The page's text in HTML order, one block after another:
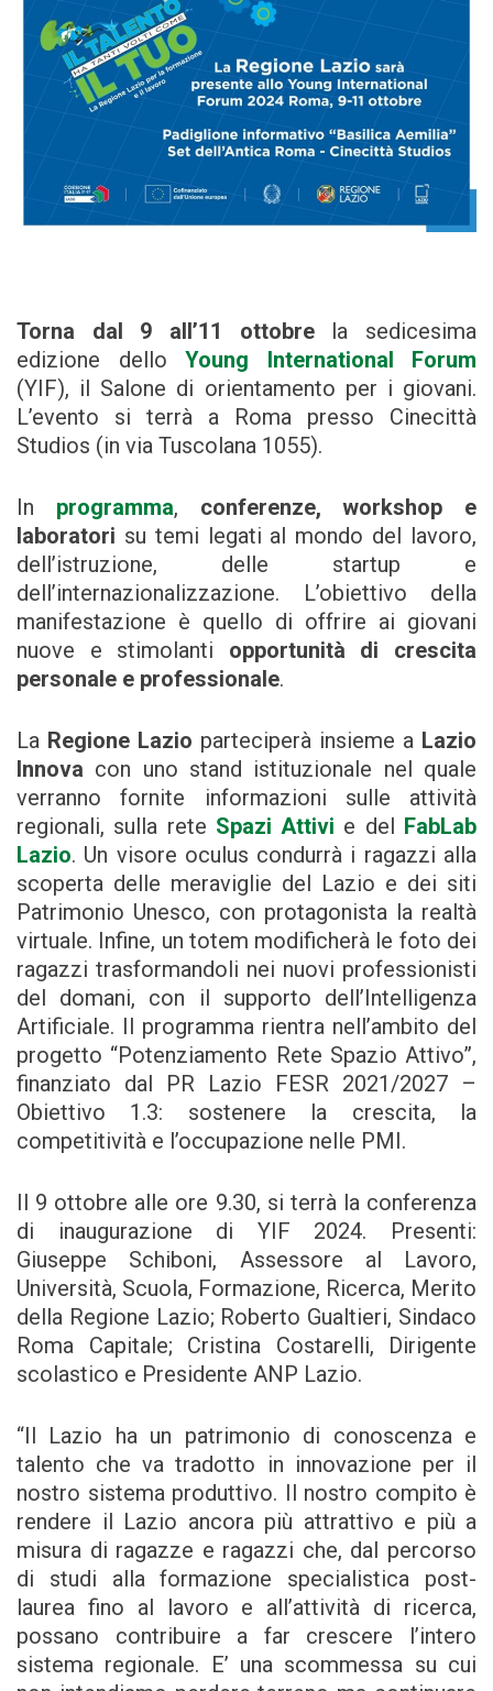
Torna dal 9 all’11 ottobre la sedicesima
edizione dello Young International Forum
(YIF), il Salone di orientamento per i giovani.
L’evento si terrà a Roma presso Cinecittà
Studios (in via Tuscolana 1055).
In programma, conferenze, workshop e
laboratori su temi legati al mondo del lavoro,
dell’istruzione, delle startup e
dell’internazionalizzazione. L’obiettivo della
manifestazione è quello di offrire ai giovani
nuove e stimolanti opportunità di crescita
personale e professionale.
La Regione Lazio parteciperà insieme a Lazio
Innova con uno stand istituzionale nel quale
verranno fornite informazioni sulle attività
regionali, sulla rete Spazi Attivi e del FabLab
Lazio. Un visore oculus condurrà i ragazzi alla
scoperta delle meraviglie del Lazio e dei siti
Patrimonio Unesco, con protagonista la realtà
virtuale. Infine, un totem modificherà le foto dei
ragazzi trasformandoli nei nuovi professionisti
del domani, con il supporto dell’Intelligenza
Artificiale. Il programma rientra nell’ambito del
progetto “Potenziamento Rete Spazio Attivo”,
finanziato dal PR Lazio FESR 2021/2027 –
Obiettivo 1.3: sostenere la crescita, la
competitività e l’occupazione nelle PMI.
Il 9 ottobre alle ore 9.30, si terrà la conferenza
di inaugurazione di YIF 2024. Presenti:
Giuseppe Schiboni, Assessore al Lavoro,
Università, Scuola, Formazione, Ricerca, Merito
della Regione Lazio; Roberto Gualtieri, Sindaco
Roma Capitale; Cristina Costarelli, Dirigente
scolastico e Presidente ANP Lazio.
“Il Lazio ha un patrimonio di conoscenza e
talento che va tradotto in innovazione per il
nostro sistema produttivo. Il nostro compito è
rendere il Lazio ancora più attrattivo e più a
misura di ragazze e ragazzi che, dal percorso
di studi alla formazione specialistica post-
laurea fino al lavoro e all’attività di ricerca,
possano contribuire a far crescere l’intero
sistema regionale. E’ una scommessa su cui